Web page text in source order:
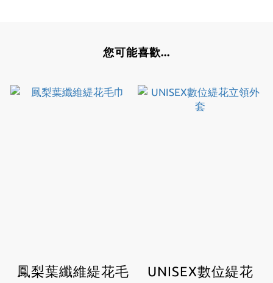
您可能喜歡...
鳳梨葉纖維緹花毛
UNISEX數位緹花